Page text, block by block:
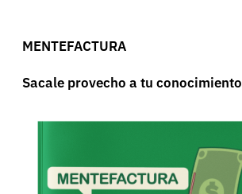
MENTEFACTURA
Sacale provecho a tu conocimiento